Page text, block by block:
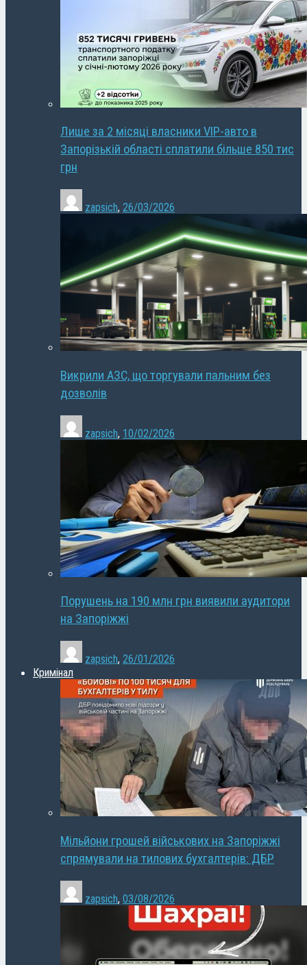
Лише за 2 місяці власники VIP-авто в
Запорізькій області сплатили більше 850 тис
грн
zapsich, 26/03/2026
Викрили АЗС, що торгували пальним без
дозволів
zapsich, 10/02/2026
Порушень на 190 млн грн виявили аудитори
на Запоріжжі
zapsich, 26/01/2026
Кримінал
Мільйони грошей військових на Запоріжжі
спрямували на тилових бухгалтерів: ДБР
zapsich, 03/08/2026